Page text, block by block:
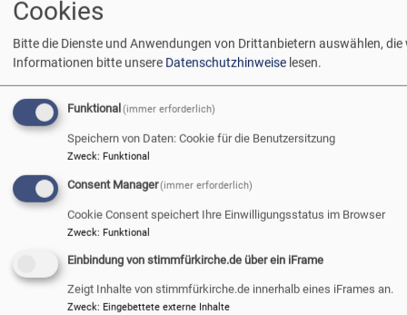
Bildrechte afg
wie lange sie schon dabei
sind. An der Spitze ein
verschmitzt lachender Mann, aber bei weitem nicht der
älteste. 40 Jahre ist er schon im Kirchenvorstand, in der
siebten Periode, seit 16 Jahren Vertrauensmann. Er war
Mitte 20, als er gewählt wurde, erzählt von Höhen und
Tiefen, Bauprojekten, Vakanzen und
zwischenmenschlichen Herausforderungen – und von
seiner Liebe zu seiner Gemeinde und seiner Kirche.
Respekt!
Cookies
Bitte die Dienste und Anwendungen von Drittanbietern auswählen,
Informationen bitte unsere Datenschutzhinweise lesen.
Funktional(immer erforderlich)
Speichern von Daten: Cookie für die Benutzersitzung
Zweck: Funktional
Consent Manager(immer erforderlich)
Cookie Consent speichert Ihre Einwilligungsstatus im Browser
Zweck: Funktional
Einbindung von stimmfürkirche.de über ein iFrame
Zeigt Inhalte von stimmfürkirche.de innerhalb eines iFrames an.
Zweck: Eingebettete externe Inhalte